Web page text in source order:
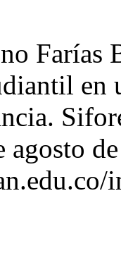
Farías
agosto